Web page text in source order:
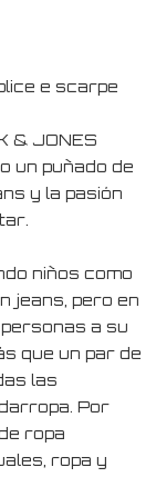
e scarpe
& JONES
un puñado de
y la pasión
niños como
jeans, pero en
a su
que un par de
las
Por
ropa
ropa y